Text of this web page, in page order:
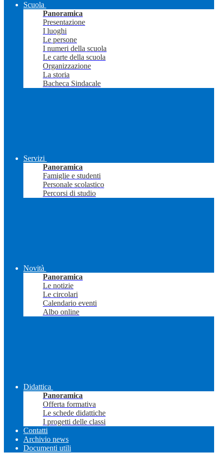
Scuola
Panoramica
Presentazione
I luoghi
Le persone
I numeri della scuola
Le carte della scuola
Organizzazione
La storia
Bacheca Sindacale
Servizi
Panoramica
Famiglie e studenti
Personale scolastico
Percorsi di studio
Novità
Panoramica
Le notizie
Le circolari
Calendario eventi
Albo online
Didattica
Panoramica
Offerta formativa
Le schede didattiche
I progetti delle classi
Contatti
Archivio news
Documenti utili